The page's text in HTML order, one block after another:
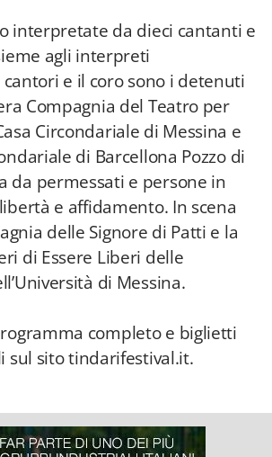
interpretate da dieci cantanti e
agli interpreti
e il coro sono i detenuti
Compagnia del Teatro per
Circondariale di Messina e
di Barcellona Pozzo di
da permessati e persone in
e affidamento. In scena
delle Signore di Patti e la
di Essere Liberi delle
di Messina.
completo e biglietti
sul sito tindarifestival.it.